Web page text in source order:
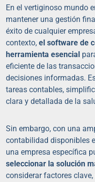
En el vertiginoso mundo
mantener una gestión
éxito de cualquier
contexto, el software de
herramienta esencial
eficiente de las
decisiones informadas.
tareas contables,
clara y detallada de la
Sin embargo, con una
contabilidad disponibles
una empresa específica
seleccionar la solución
considerar factores